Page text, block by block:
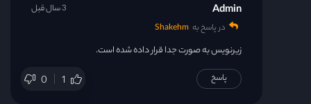
Admin
در پاسخ به Shakehm
زیرنویس به صورت جدا قرار داده شده است.
0 1
3 سال قبل
پاسخ